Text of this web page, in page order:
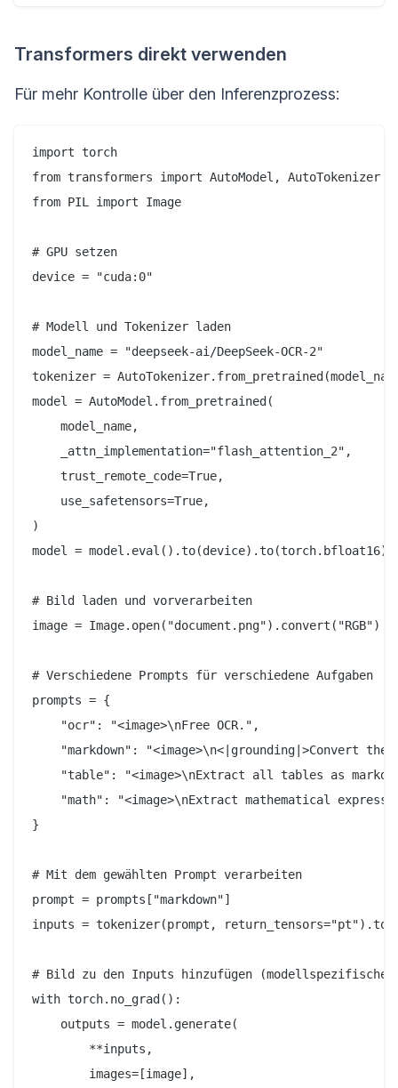
Transformers direkt verwenden
Für mehr Kontrolle über den Inferenzprozess:
import torch
from transformers import AutoModel, AutoTokenizer
from PIL import Image
# GPU setzen
device = "cuda:0"
# Modell und Tokenizer laden
model_name = "deepseek-ai/DeepSeek-OCR-2"
tokenizer =
model = AutoModel.from_pretrained(
    model_name,
    _attn_implementation="flash_attention_2",
    trust_remote_code=True,
    use_safetensors=True,
)
model = model.eval().to(device).to(torch.bfloat16)
# Bild laden und vorverarbeiten
image = Image.open("document.png").convert("RGB")
# Verschiedene Prompts für verschiedene Aufgaben
prompts = {
    "ocr": "<image>\nFree OCR.",
"markdown": "<image>\n<|grounding|>Convert the
"table": "<image>\nExtract all tables as
"math": "<image>\nExtract mathematical
}
# Mit dem gewählten Prompt verarbeiten
prompt = prompts["markdown"]
inputs = tokenizer(prompt,
# Bild zu den Inputs hinzufügen (modellspezifische
with torch.no_grad():
    outputs = model.generate(
        **inputs,
        images=[image],